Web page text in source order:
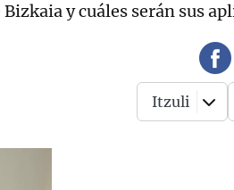
y cuáles serán sus
Itzuli